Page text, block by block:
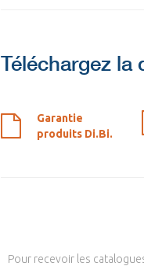
Téléchargez
Garantie
produits Di.Bi.
Pour recevoir les